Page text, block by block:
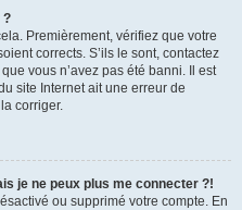
?
Premièrement, vérifiez que votre
corrects. S’ils le sont, contactez
vous n’avez pas été banni. Il est
site Internet ait une erreur de
corriger.
je ne peux plus me connecter ?!
ou supprimé votre compte. En